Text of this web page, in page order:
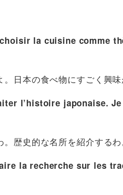
la cuisine comme
日本の食べ物にすごく興味
l’histoire japonaise.
歴史的な名所を紹介するわ
la recherche sur les